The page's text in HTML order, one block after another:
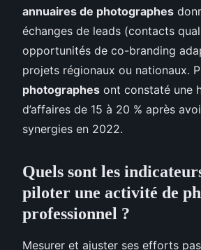
annuaires de photographes
échanges de leads (contacts
opportunités de co-branding
projets régionaux ou nationaux.
photographes ont constaté une
d’affaires de 15 à 20 % après
synergies en 2022.
Quels sont les
piloter une activité de
professionnel ?
Mesurer et ajuster ses efforts